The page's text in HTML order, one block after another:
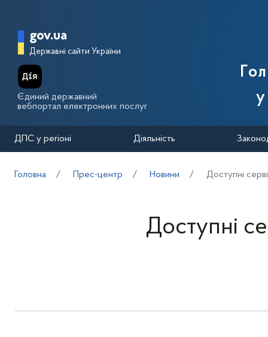
Головна сторінка Державної
gov.ua
Державні сайти України
Єдиний державний
вебпортал електронних послуг
ДПС у регіоні Діяльність
Головна Прес-центр Новини Доступні
Доступні